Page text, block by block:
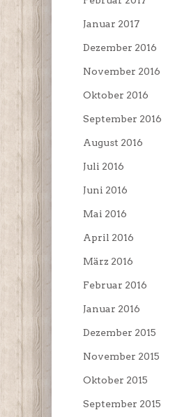
Januar 2017
Dezember 2016
November 2016
Oktober 2016
September 2016
August 2016
Juli 2016
Juni 2016
Mai 2016
April 2016
März 2016
Februar 2016
Januar 2016
Dezember 2015
November 2015
Oktober 2015
September 2015